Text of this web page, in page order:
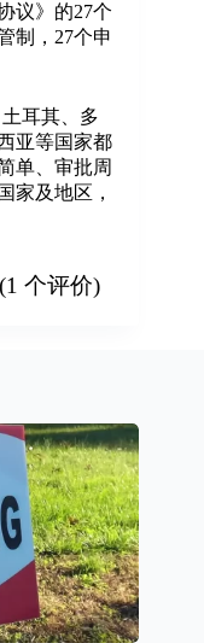
议》的27个
制，27个申
耳其、多
亚等国家都
单、审批周
家及地区，
个评价)